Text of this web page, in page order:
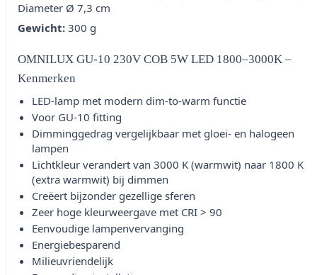
Diameter Ø 7,3 cm
Gewicht: 300 g
OMNILUX GU-10 230V COB 5W LED 1800–3000K –
Kenmerken
LED-lamp met modern dim-to-warm functie
Voor GU-10 fitting
Dimminggedrag vergelijkbaar met gloei- en halogeen
lampen
Lichtkleur verandert van 3000 K (warmwit) naar 1800 K
(extra warmwit) bij dimmen
Creëert bijzonder gezellige sferen
Zeer hoge kleurweergave met CRI > 90
Eenvoudige lampenvervanging
Energiebesparend
Milieuvriendelijk